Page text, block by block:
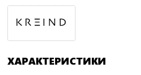
ХАРАКТЕРИСТИКИ